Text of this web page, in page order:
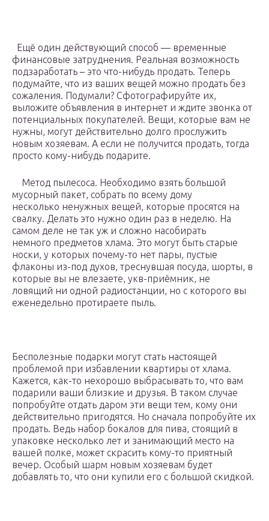
Ещё один действующий способ — временные
финансовые затруднения. Реальная возможность
подзаработать – это что-нибудь продать. Теперь
подумайте, что из ваших вещей можно продать без
сожаления. Подумали? Сфотографируйте их,
выложите объявления в интернет и ждите звонка от
потенциальных покупателей. Вещи, которые вам не
нужны, могут действительно долго прослужить
новым хозяевам. А если не получится продать, тогда
просто кому-нибудь подарите.
Метод пылесоса. Необходимо взять большой
мусорный пакет, собрать по всему дому
несколько ненужных вещей, которые просятся на
свалку. Делать это нужно один раз в неделю. На
самом деле не так уж и сложно насобирать
немного предметов хлама. Это могут быть старые
носки, у которых почему-то нет пары, пустые
флаконы из-под духов, треснувшая посуда, шорты, в
которые вы не влезаете, укв-приёмник, не
ловящий ни одной радиостанции, но с которого вы
еженедельно протираете пыль.
Бесполезные подарки могут стать настоящей
проблемой при избавлении квартиры от хлама.
Кажется, как-то нехорошо выбрасывать то, что вам
подарили ваши близкие и друзья. В таком случае
попробуйте отдать даром эти вещи тем, кому они
действительно пригодятся. Но сначала попробуйте их
продать. Ведь набор бокалов для пива, стоящий в
упаковке несколько лет и занимающий место на
вашей полке, может скрасить кому-то приятный
вечер. Особый шарм новым хозяевам будет
добавлять то, что они купили его с большой скидкой.